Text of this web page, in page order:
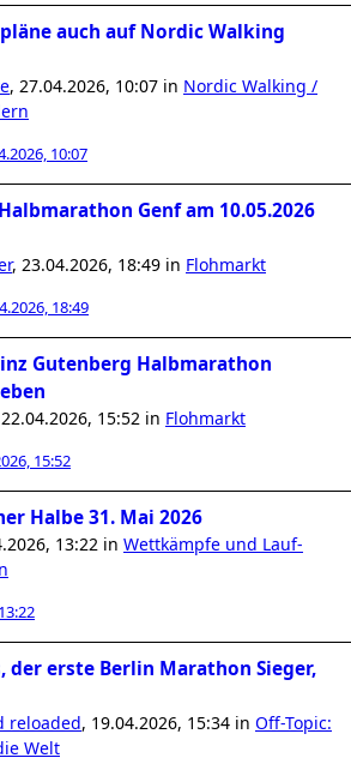
auch auf Nordic Walking
, 27.04.2026, 10:07 in Nordic Walking /
10:07
Genf am 10.05.2026
, 23.04.2026, 18:49 in Flohmarkt
18:49
Gutenberg Halbmarathon
22.04.2026, 15:52 in Flohmarkt
15:52
Halbe 31. Mai 2026
13:22 in Wettkämpfe und Lauf-
der erste Berlin Marathon Sieger,
reloaded, 19.04.2026, 15:34 in Off-Topic:
Welt